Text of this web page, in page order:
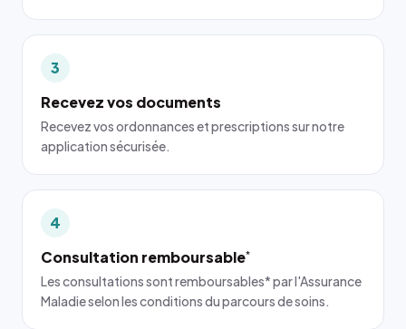
3
Recevez vos documents
Recevez vos ordonnances et prescriptions sur notre
application sécurisée.
4
Consultation remboursable*
Les consultations sont remboursables* par l'Assurance
Maladie selon les conditions du parcours de soins.